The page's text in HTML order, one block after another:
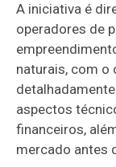
A iniciativa é
operadores de
naturais, com o
aspectos
financeiros,
mercado antes